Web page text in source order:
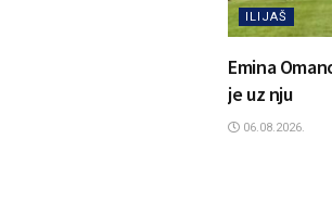
ILIJAŠ
Emina
je uz nju
06.08.2026.